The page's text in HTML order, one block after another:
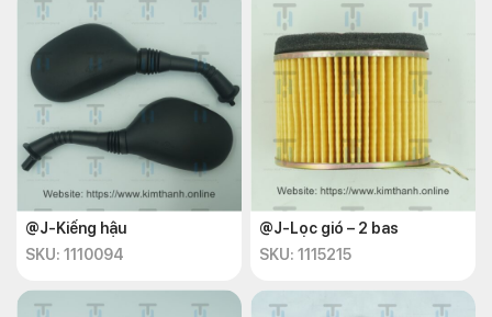
@J-Kiếng hậu
SKU: 1110094
@J-Lọc gió – 2 bas
SKU: 1115215